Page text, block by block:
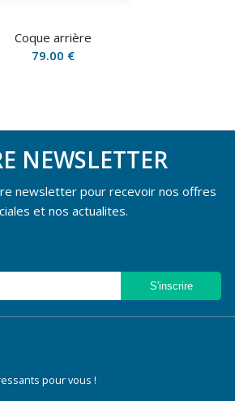
Coque arrière
79.00 €
NEWSLETTER
newsletter pour recevoir nos offres
et nos actualites.
pour vous !